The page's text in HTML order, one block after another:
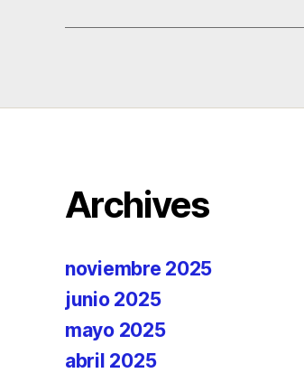
Archives
noviembre 2025
junio 2025
mayo 2025
abril 2025